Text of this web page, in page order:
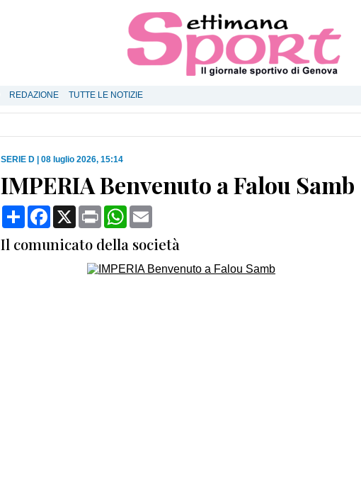
REDAZIONE TUTTE LE NOTIZIE
SERIE D 08 luglio 2026, 15:14
IMPERIA Benvenuto a Falou Samb
CondividiFacebook
X Print WhatsApp
Il comunicato della società